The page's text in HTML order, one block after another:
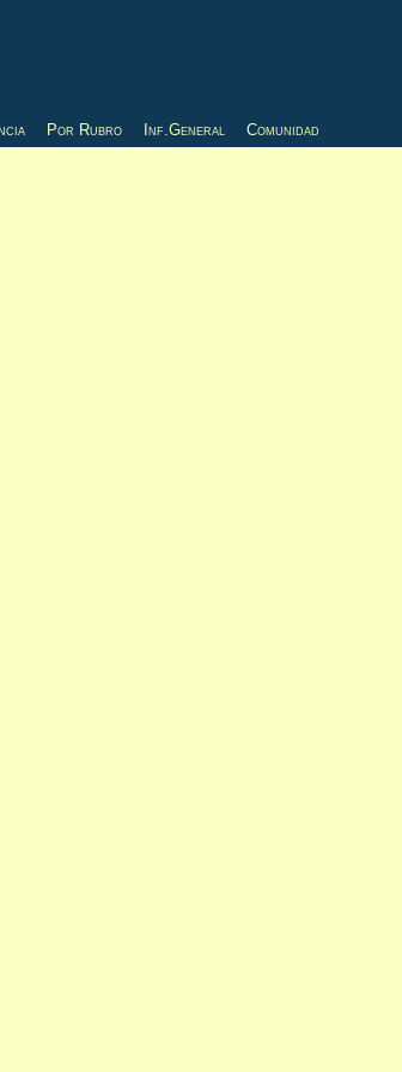
Por Rubro Inf.General Comunidad